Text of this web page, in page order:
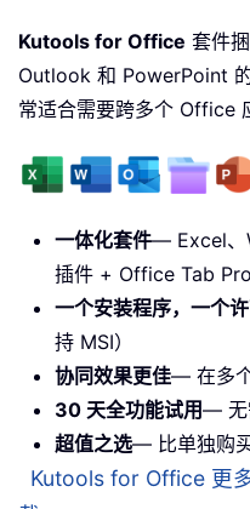
Kutools for Office 套件
Outlook 和 PowerPoint
常适合需要跨多个 Office
一体化套件— Excel、
插件 + Office Tab Pro
一个安装程序，一个
持 MSI）
协同效果更佳— 在多
30 天全功能试用— 无
超值之选— 比单独购
Kutools for Office 更